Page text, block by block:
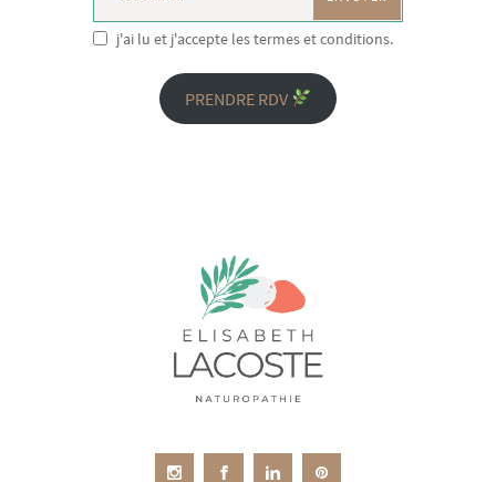
j'ai lu et j'accepte les termes et conditions.
PRENDRE RDV